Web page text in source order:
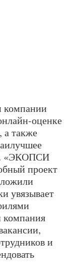
компании
оценке
а также
«ЭКОПСИ
проект
увязывает
компания
и